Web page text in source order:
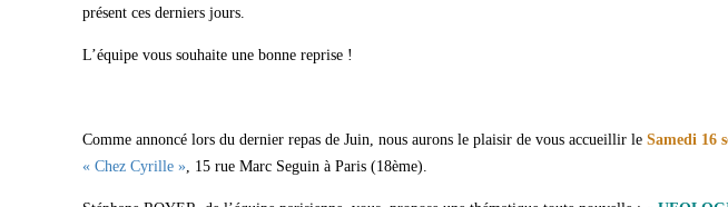
présent ces derniers jours.
L’équipe vous souhaite une bonne reprise !
Comme annoncé lors du dernier repas de Juin, nous aurons le plaisir de vous accueillir le Samedi 16
« Chez Cyrille », 15 rue Marc Seguin à Paris (18ème).